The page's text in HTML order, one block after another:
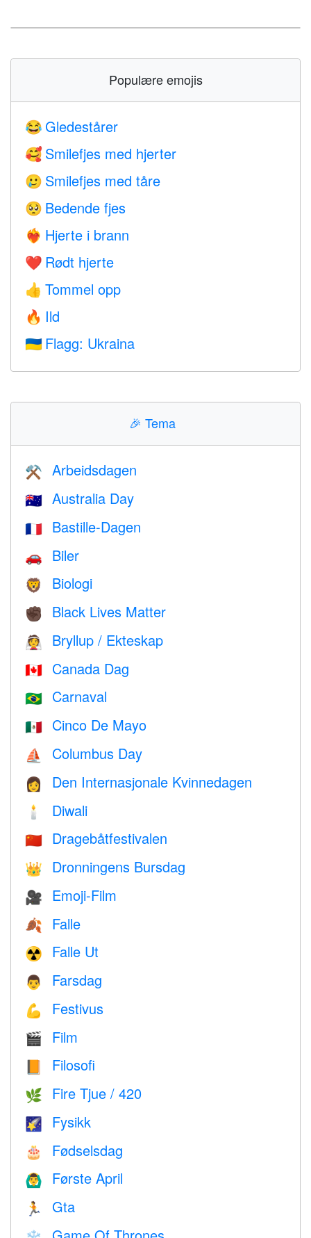
Populære emojis
😂 Gledestårer
🥰 Smilefjes med hjerter
🥲 Smilefjes med tåre
🥺 Bedende fjes
❤️‍🔥 Hjerte i brann
❤️ Rødt hjerte
👍 Tommel opp
🔥 Ild
🇺🇦 Flagg: Ukraina
🎉 Tema
⚒️ Arbeidsdagen
🇦🇺 Australia Day
🇫🇷 Bastille-Dagen
🚗 Biler
🦁 Biologi
✊🏿 Black Lives Matter
👰 Bryllup / Ekteskap
🇨🇦 Canada Dag
🇧🇷 Carnaval
🇲🇽 Cinco De Mayo
⛵️ Columbus Day
👩 Den Internasjonale Kvinnedagen
🕯 Diwali
🇨🇳 Dragebåtfestivalen
👑 Dronningens Bursdag
🎥 Emoji-Film
🍂 Falle
☢️ Falle Ut
👨 Farsdag
💪 Festivus
🎬 Film
📙 Filosofi
🌿 Fire Tjue / 420
🌠 Fysikk
🎂 Fødselsdag
🙆‍♂️ Første April
🏃 Gta